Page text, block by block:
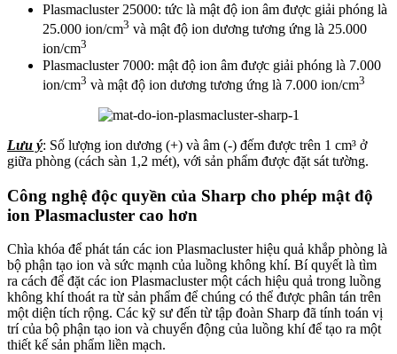
Plasmacluster 25000: tức là mật độ ion âm được giải phóng là
25.000 ion/cm3 và mật độ ion dương tương ứng là 25.000
ion/cm3
Plasmacluster 7000: mật độ ion âm được giải phóng là 7.000
ion/cm3 và mật độ ion dương tương ứng là 7.000 ion/cm3
Lưu ý: Số lượng ion dương (+) và âm (-) đếm được trên 1 cm³ ở
giữa phòng (cách sàn 1,2 mét), với sản phẩm được đặt sát tường.
Công nghệ độc quyền của Sharp cho phép mật độ
ion Plasmacluster cao hơn
Chìa khóa để phát tán các ion Plasmacluster hiệu quả khắp phòng là
bộ phận tạo ion và sức mạnh của luồng không khí. Bí quyết là tìm
ra cách để đặt các ion Plasmacluster một cách hiệu quả trong luồng
không khí thoát ra từ sản phẩm để chúng có thể được phân tán trên
một diện tích rộng. Các kỹ sư đến từ tập đoàn Sharp đã tính toán vị
trí của bộ phận tạo ion và chuyển động của luồng khí để tạo ra một
thiết kế sản phẩm liền mạch.